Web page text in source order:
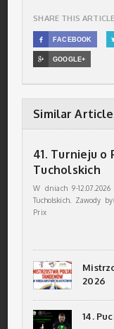
SHARE THIS
 FACEBOOK
 GOOGLE+
Similar
41. Turnieju o
Tucholskich
W dniach 9-
Tucholskich. Zawody
Prix
2026
14.